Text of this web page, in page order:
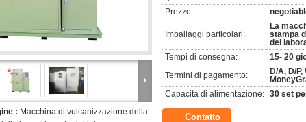
: Macchina di vulcanizzazione della
Prezzo:
Imballaggi particolari:
La
stampa
del
Tempi di consegna:
15- 20
Termini di pagamento:
D/A, D/
Capacità di alimentazione: 30 set
Contatto